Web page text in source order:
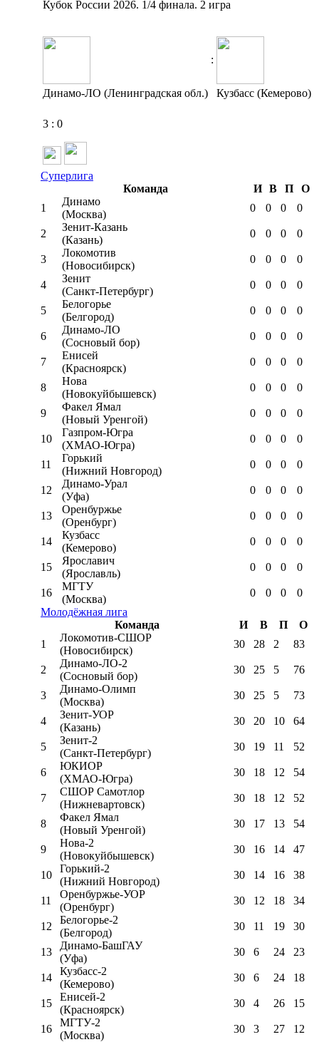
Кубок России 2026. 1/4 финала. 2 игра
:
Динамо-ЛО (Ленинградская обл.) Кузбасс (Кемерово)
3 : 0
Суперлига
Команда
И В П
О
1
Динамо
(Москва)
0 0 0 0
2
Зенит-Казань
(Казань)
0 0 0 0
3
Локомотив
(Новосибирск)
0 0 0 0
4
Зенит
(Санкт-Петербург)
0 0 0 0
5
Белогорье
(Белгород)
0 0 0 0
6
Динамо-ЛО
(Сосновый бор)
0 0 0 0
7
Енисей
(Красноярск)
0 0 0 0
8
Нова
(Новокуйбышевск)
0 0 0 0
9
Факел Ямал
(Новый Уренгой)
0 0 0 0
10
Газпром-Югра
(ХМАО-Югра)
0 0 0 0
11
Горький
(Нижний Новгород)
0 0 0 0
12
Динамо-Урал
(Уфа)
0 0 0 0
13
Оренбуржье
(Оренбург)
0 0 0 0
14
Кузбасс
(Кемерово)
0 0 0 0
15
Ярославич
(Ярославль)
0 0 0 0
16
МГТУ
(Москва)
0 0 0
0
Молодёжная лига
Команда
И В П
О
1
Локомотив-CШОР
(Новосибирск)
30 28 2 83
2
Динамо-ЛО-2
(Сосновый бор)
30 25 5 76
3
Динамо-Олимп
(Москва)
30 25 5 73
4
Зенит-УОР
(Казань)
30 20 10 64
5
Зенит-2
(Санкт-Петербург)
30 19 11 52
6
ЮКИОР
(ХМАО-Югра)
30 18 12 54
7
СШОР Самотлор
(Нижневартовск)
30 18 12 52
8
Факел Ямал
(Новый Уренгой)
30 17 13 54
9
Нова-2
(Новокуйбышевск)
30 16 14 47
10
Горький-2
(Нижний Новгород)
30 14 16 38
11
Оренбуржье-УОР
(Оренбург)
30 12 18 34
12
Белогорье-2
(Белгород)
30 11 19 30
13
Динамо-БашГАУ
(Уфа)
30 6 24 23
14
Кузбасс-2
(Кемерово)
30 6 24 18
15
Енисей-2
(Красноярск)
30 4 26 15
16
МГТУ-2
(Москва)
30 3 27 12